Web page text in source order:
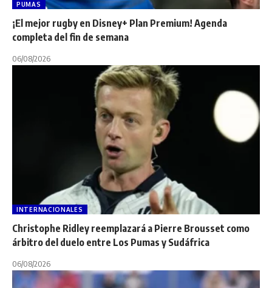
PUMAS
¡El mejor rugby en Disney+ Plan Premium! Agenda
completa del fin de semana
06/08/2026
INTERNACIONALES
Christophe Ridley reemplazará a Pierre Brousset como
árbitro del duelo entre Los Pumas y Sudáfrica
06/08/2026